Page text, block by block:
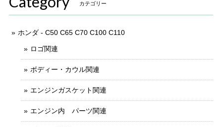
カテゴリー
ホンダ - C50 C65 C70 C100 C110
ロゴ関連
ボディー・カウル関連
エンジンガスケット関連
エンジン内 パーツ関連